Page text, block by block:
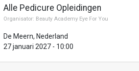
Alle Pedicure Opleidingen
Organisator: Beauty Academy Eye For You
De Meern, Nederland
27 januari 2027 - 10:00